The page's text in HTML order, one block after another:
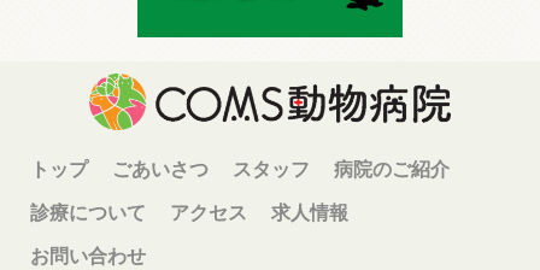
トップ ごあいさつ スタッフ 病院のご紹介
診療について アクセス 求人情報
お問い合わせ